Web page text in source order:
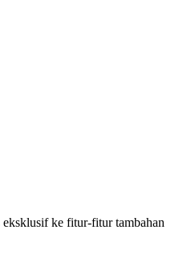
ke fitur-fitur tambahan